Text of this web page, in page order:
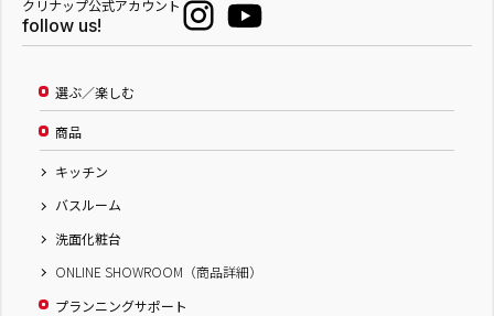
クリナップ公式アカウント
follow us!
選ぶ／楽しむ
商品
キッチン
バスルーム
洗面化粧台
ONLINE SHOWROOM（商品詳細）
プランニングサポート